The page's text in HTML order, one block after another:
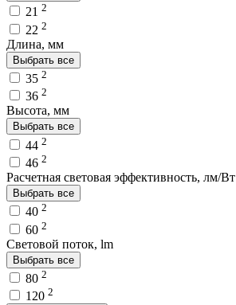
21 2
22 2
Длина, мм
Выбрать все
35 2
36 2
Высота, мм
Выбрать все
44 2
46 2
Расчетная световая эффективность, лм/Вт
Выбрать все
40 2
60 2
Световой поток, lm
Выбрать все
80 2
120 2